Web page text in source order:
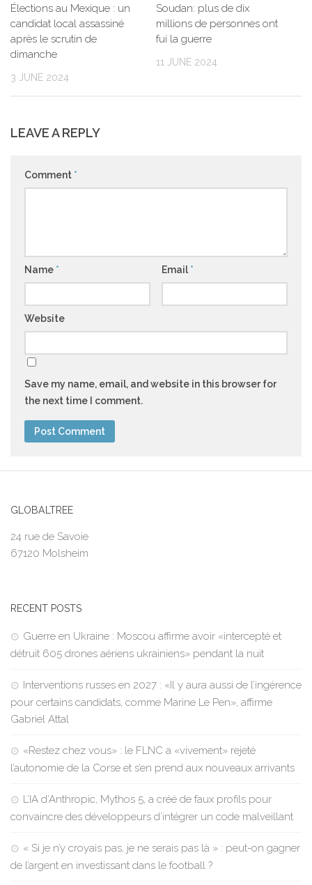
Élections au Mexique : un
candidat local assassiné
après le scrutin de
dimanche
3 JUNE 2024
Soudan: plus de dix
millions de personnes ont
fui la guerre
11 JUNE 2024
LEAVE A REPLY
Comment *
Name * Email *
Website
Save my name, email, and website in this browser for
the next time I comment.
GLOBALTREE
24 rue de Savoie
67120 Molsheim
RECENT POSTS
Guerre en Ukraine : Moscou affirme avoir «intercepté et
détruit 605 drones aériens ukrainiens» pendant la nuit
Interventions russes en 2027 : «Il y aura aussi de l’ingérence
pour certains candidats, comme Marine Le Pen», affirme
Gabriel Attal
«Restez chez vous» : le FLNC a «vivement» rejeté
l’autonomie de la Corse et s’en prend aux nouveaux arrivants
L’IA d’Anthropic, Mythos 5, a créé de faux profils pour
convaincre des développeurs d’intégrer un code malveillant
« Si je n’y croyais pas, je ne serais pas là » : peut-on gagner
de l’argent en investissant dans le football ?